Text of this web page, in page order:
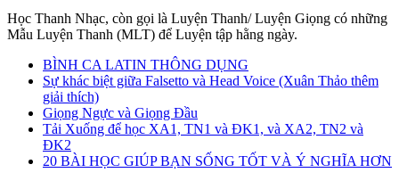
Học Thanh Nhạc, còn gọi là Luyện Thanh/ Luyện Giọng có những
Mẫu Luyện Thanh (MLT) để Luyện tập hằng ngày.
BÌNH CA LATIN THÔNG DỤNG
Sự khác biệt giữa Falsetto và Head Voice (Xuân Thảo thêm
giải thích)
Giọng Ngực và Giọng Đầu
Tải Xuống để học XA1, TN1 và ĐK1, và XA2, TN2 và
ĐK2
20 BÀI HỌC GIÚP BẠN SỐNG TỐT VÀ Ý NGHĨA HƠN